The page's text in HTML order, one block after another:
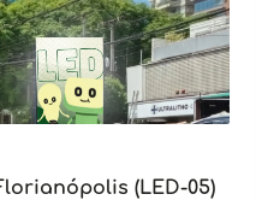
(LED-05)